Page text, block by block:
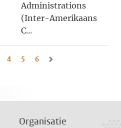
Administrations
(Inter-Amerikaans
C...
pagina
Naar pagina
Naar pagina
4 Naar pagina
5 Naar pagina
6
Organisatie